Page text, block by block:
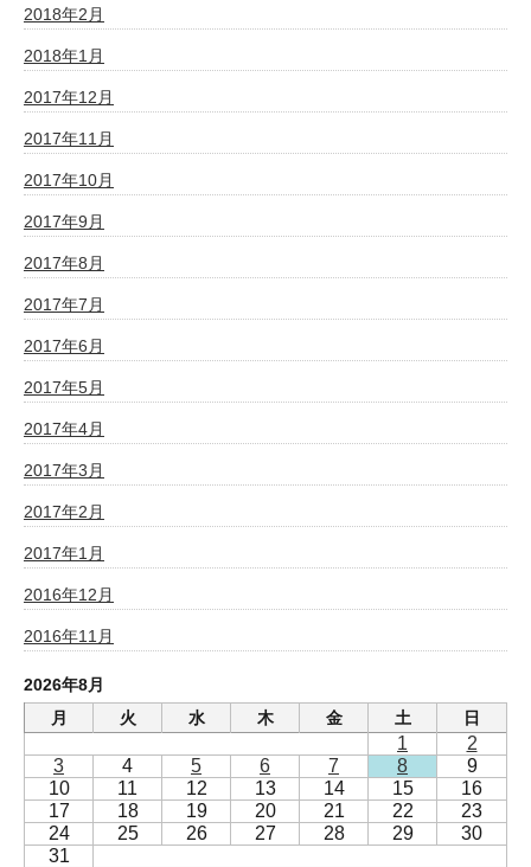
2018年2月
2018年1月
2017年12月
2017年11月
2017年10月
2017年9月
2017年8月
2017年7月
2017年6月
2017年5月
2017年4月
2017年3月
2017年2月
2017年1月
2016年12月
2016年11月
2026年8月
月
火 水 木 金 土 日
1
2
3
4 5 6 7 8
9
10
11 12 13 14 15
16
17
18 19 20 21 22
23
24
25 26 27 28 29
30
31